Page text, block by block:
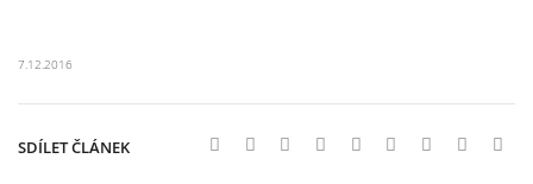
7.12.2016
SDÍLET ČLÁNEK